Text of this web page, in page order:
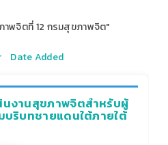
พจิตที่ 12 กรมสุขภาพจิต"
Date Added
นงานสุขภาพจิตสำหรับผู้
บริบทชายแดนใต้ภายใต้